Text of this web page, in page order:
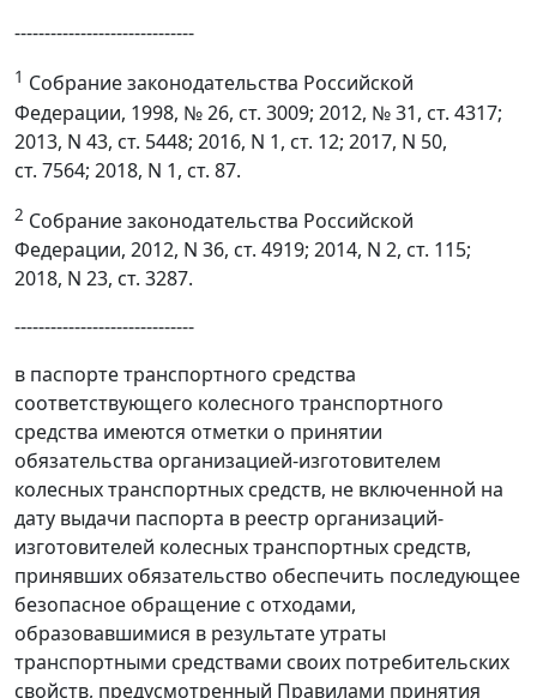
------------------------------
1 Собрание законодательства Российской
Федерации, 1998, № 26, ст. 3009; 2012, № 31, ст. 4317;
2013, N 43, ст. 5448; 2016, N 1, ст. 12; 2017, N 50,
ст. 7564; 2018, N 1, ст. 87.
2 Собрание законодательства Российской
Федерации, 2012, N 36, ст. 4919; 2014, N 2, ст. 115;
2018, N 23, ст. 3287.
------------------------------
в паспорте транспортного средства
соответствующего колесного транспортного
средства имеются отметки о принятии
обязательства организацией-изготовителем
колесных транспортных средств, не включенной на
дату выдачи паспорта в реестр организаций-
изготовителей колесных транспортных средств,
принявших обязательство обеспечить последующее
безопасное обращение с отходами,
образовавшимися в результате утраты
транспортными средствами своих потребительских
свойств, предусмотренный Правилами принятия